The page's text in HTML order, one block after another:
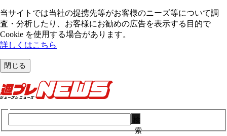
当サイトでは当社の提携先等がお客様のニーズ等について調
査・分析したり、お客様にお勧めの広告を表⽰する⽬的で
Cookie を使⽤する場合があります。
詳しくはこちら
閉じる
索